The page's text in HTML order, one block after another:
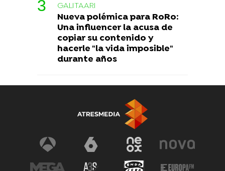
GALITAARI
Nueva polémica para RoRo:
Una influencer la acusa de
copiar su contenido y
hacerle "la vida imposible"
durante años